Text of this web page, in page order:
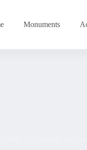
Monuments